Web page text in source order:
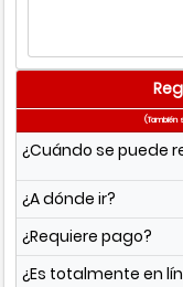
(También
¿Cuándo se puede
¿A dónde ir?
¿Requiere pago?
¿Es totalmente en